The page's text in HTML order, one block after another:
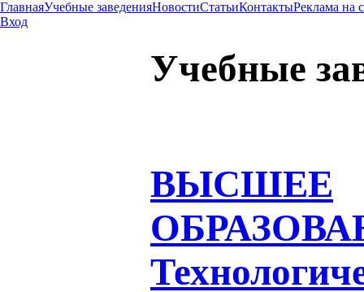
ГлавнаяУчебные заведенияНовостиСтатьиКонтактыРеклама на
Вход
Учебные
ВЫСШЕЕ